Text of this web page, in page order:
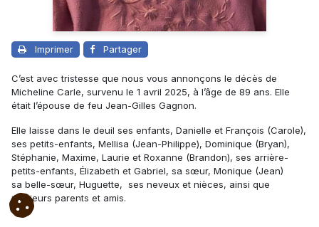
Imprimer Partager
C’est avec tristesse que nous vous annonçons le décès de
Micheline Carle, survenu le 1 avril 2025, à l’âge de 89 ans. Elle
était l’épouse de feu Jean-Gilles Gagnon.
Elle laisse dans le deuil ses enfants, Danielle et François (Carole),
ses petits-enfants, Mellisa (Jean-Philippe), Dominique (Bryan),
Stéphanie, Maxime, Laurie et Roxanne (Brandon), ses arrière-
petits-enfants, Élizabeth et Gabriel, sa sœur, Monique (Jean)
sa belle-sœur, Huguette, ses neveux et nièces, ainsi que
plusieurs parents et amis.